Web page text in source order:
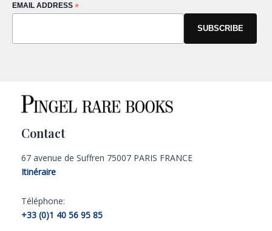
EMAIL ADDRESS *
Contact
67 avenue de Suffren 75007 PARIS FRANCE
Itinéraire
Téléphone:
+33 (0)1 40 56 95 85